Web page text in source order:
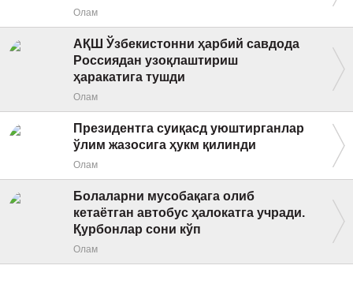
Олам
АҚШ Ўзбекистонни ҳарбий савдода
Россиядан узоқлаштириш
ҳаракатига тушди
Олам
Президентга суиқасд уюштирганлар
ўлим жазосига ҳукм қилинди
Олам
Болаларни мусобақага олиб
кетаётган автобус ҳалокатга учради.
Қурбонлар сони кўп
Олам